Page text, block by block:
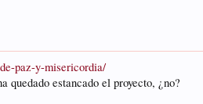
paz-y-misericordia/
quedado estancado el proyecto, ¿no?